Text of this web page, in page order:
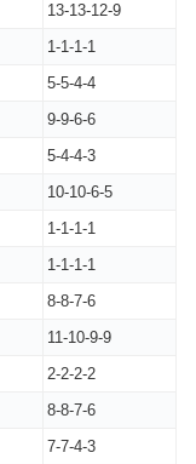
13-13-12-9
1-1-1-1
5-5-4-4
9-9-6-6
5-4-4-3
10-10-6-5
1-1-1-1
1-1-1-1
8-8-7-6
11-10-9-9
2-2-2-2
8-8-7-6
7-7-4-3